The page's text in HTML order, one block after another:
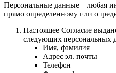
Персональные данные – любая
прямо определенному или
Настоящее Согласие
следующих персональных
Имя, фамилия
Адрес эл. почты
Телефон